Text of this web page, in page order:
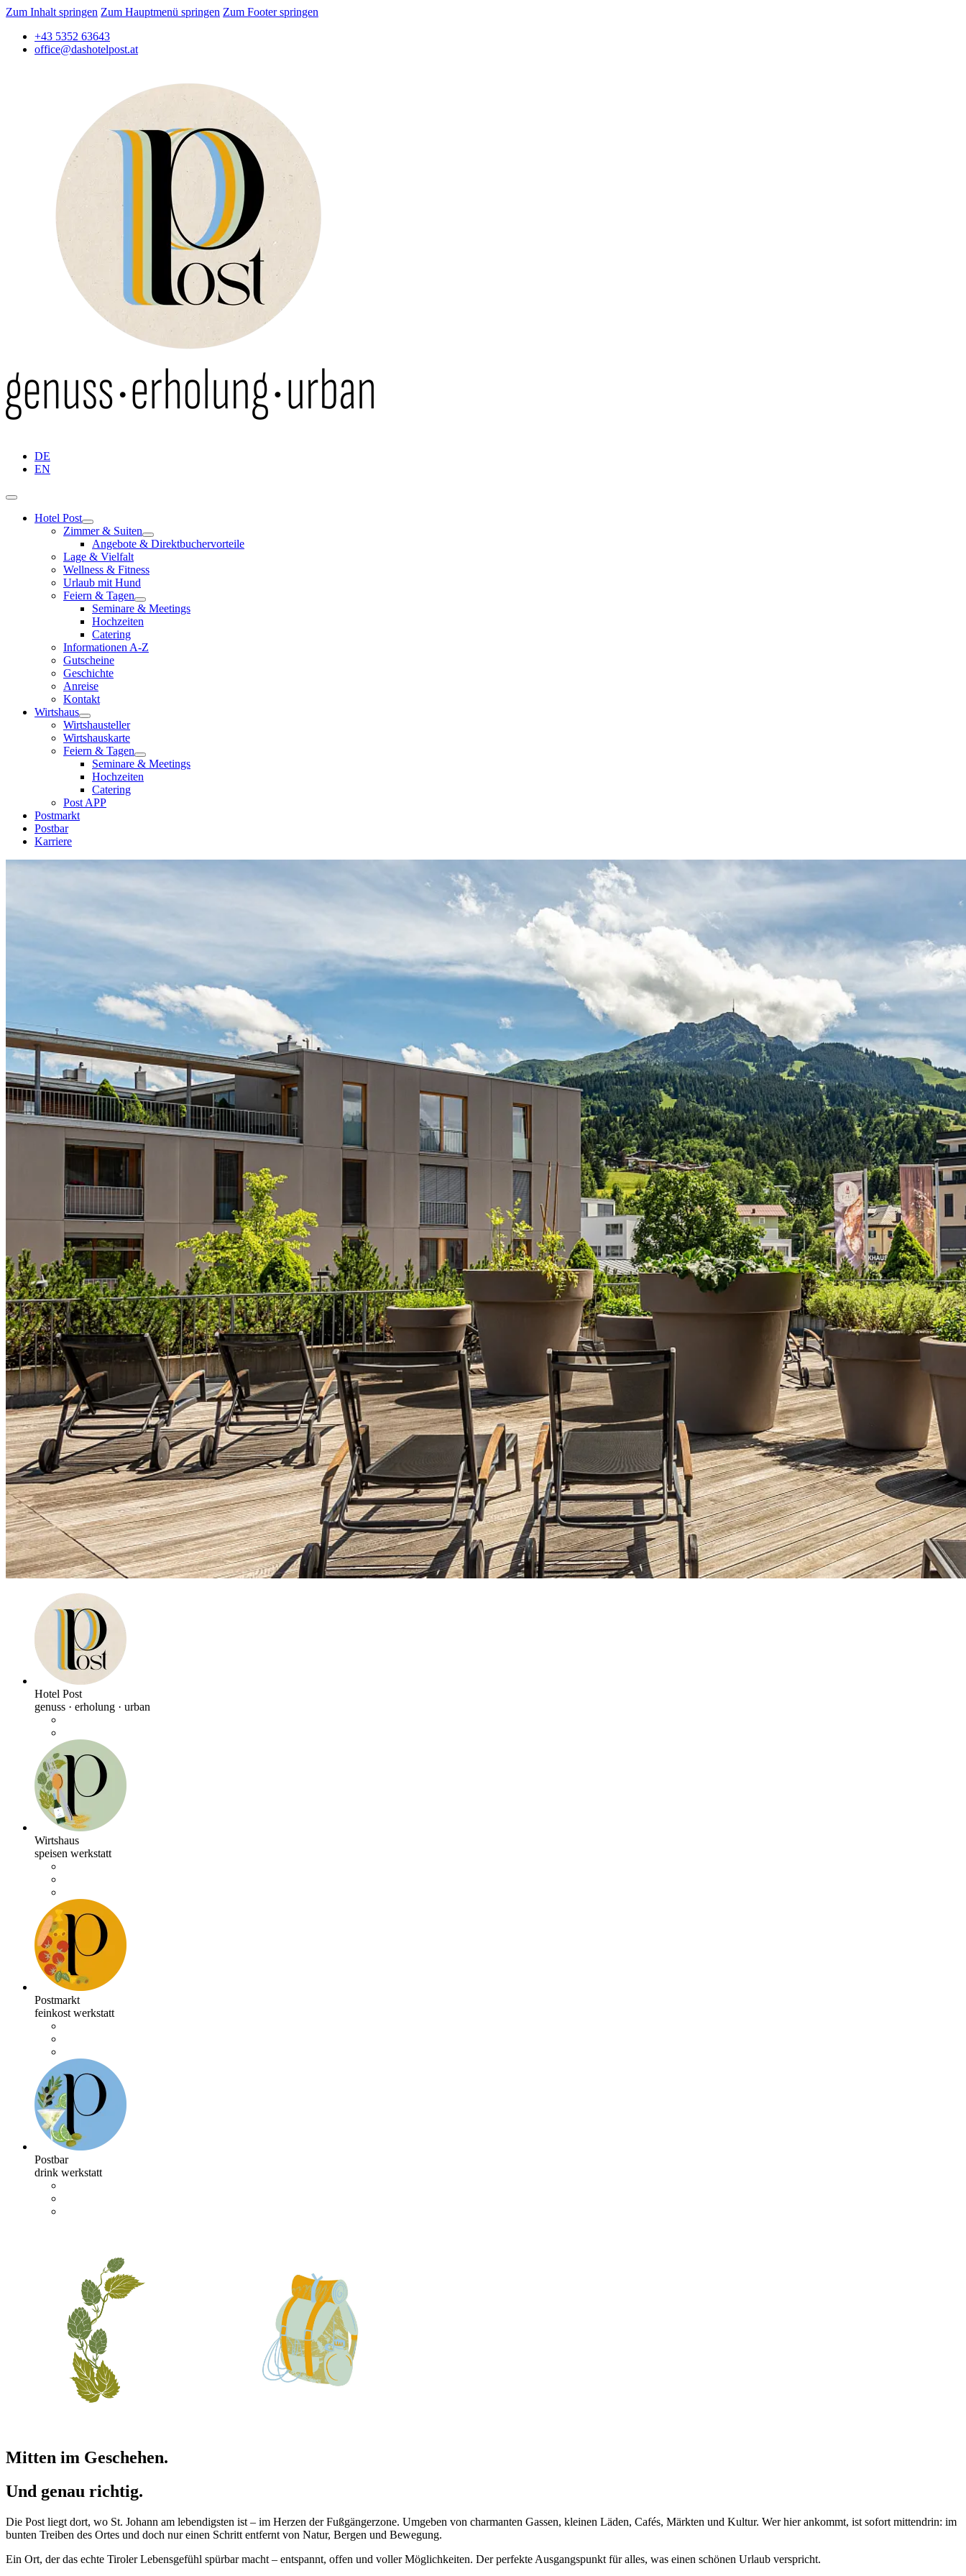
Zum Inhalt springen Zum Hauptmenü springen Zum Footer springen
+43 5352 63643
office@dashotelpost.at
DE
EN
Hotel Post
Zimmer & Suiten
Angebote & Direktbuchervorteile
Lage & Vielfalt
Wellness & Fitness
Urlaub mit Hund
Feiern & Tagen
Seminare & Meetings
Hochzeiten
Catering
Informationen A-Z
Gutscheine
Geschichte
Anreise
Kontakt
Wirtshaus
Wirtshausteller
Wirtshauskarte
Feiern & Tagen
Seminare & Meetings
Hochzeiten
Catering
Post APP
Postmarkt
Postbar
Karriere
Hotel Post
genuss · erholung · urban
Wirtshaus
speisen werkstatt
Postmarkt
feinkost werkstatt
Postbar
drink werkstatt
Mitten im Geschehen.
Und genau richtig.
Die Post liegt dort, wo St. Johann am lebendigsten ist – im Herzen der Fußgängerzone. Umgeben von charmanten Gassen, kleinen Läden, Cafés, Märkten und Kultur. Wer hier ankommt, ist sofort mittendrin: im
bunten Treiben des Ortes und doch nur einen Schritt entfernt von Natur, Bergen und Bewegung.
Ein Ort, der das echte Tiroler Lebensgefühl spürbar macht – entspannt, offen und voller Möglichkeiten. Der perfekte Ausgangspunkt für alles, was einen schönen Urlaub verspricht.